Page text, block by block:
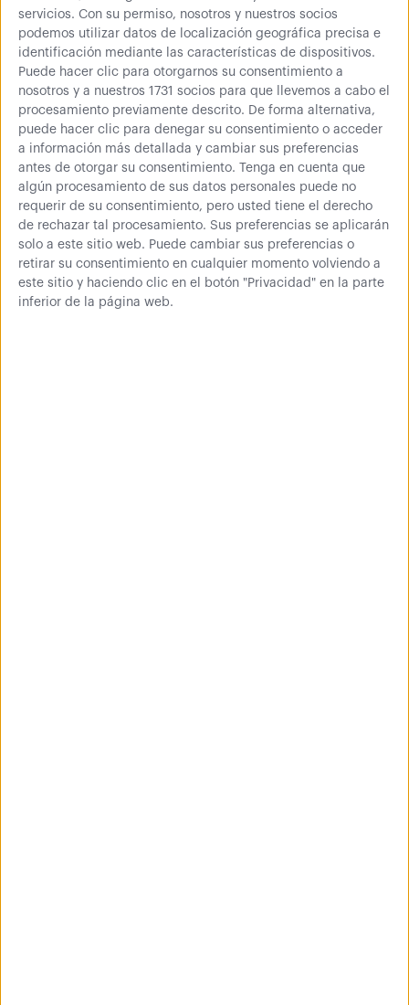
servicios. Con su permiso, nosotros y nuestros socios
podemos utilizar datos de localización geográfica precisa e
identificación mediante las características de dispositivos.
Puede hacer clic para otorgarnos su consentimiento a
nosotros y a nuestros 1731 socios para que llevemos a cabo el
procesamiento previamente descrito. De forma alternativa,
puede hacer clic para denegar su consentimiento o acceder
a información más detallada y cambiar sus preferencias
antes de otorgar su consentimiento.
Tenga en cuenta que
algún procesamiento de sus datos personales puede no
requerir de su consentimiento, pero usted tiene el derecho
de rechazar tal procesamiento. Sus preferencias se aplicarán
solo a este sitio web. Puede cambiar sus preferencias o
retirar su consentimiento en cualquier momento volviendo a
este sitio y haciendo clic en el botón "Privacidad" en la parte
inferior de la página web.
Pletina de nivelación
estantería Picking
Para compensar las
A partir de
0,31 €
Anclaje a Suelo|M6 x
60/9